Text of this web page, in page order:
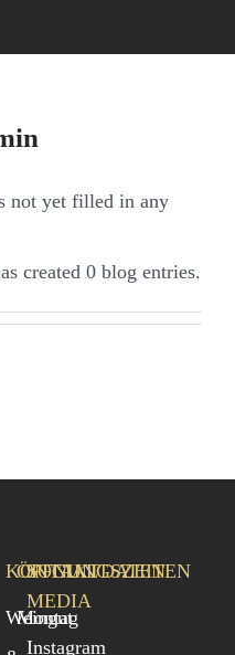
not yet filled in any
created 0 blog entries.
KONTAKTDATEN
Weingut
ÖFFNUNGSZEITEN
Montag
SOCIAL
MEDIA
Instagram